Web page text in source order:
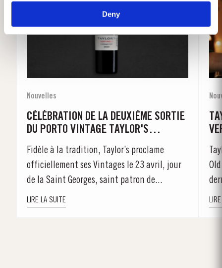
Deny
Nouvelles
CÉLÉBRATION DE LA DEUXIÈME SORTIE
DU PORTO VINTAGE TAYLOR'S
Fidèle à la tradition, Taylor’s proclame
officiellement ses Vintages le 23 avril, jour
de la Saint Georges, saint patron de...
LIRE LA SUITE